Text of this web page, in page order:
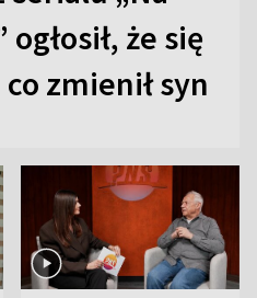
że się
zmienił syn